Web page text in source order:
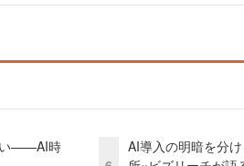
い——AI時
AI導入の明暗を分